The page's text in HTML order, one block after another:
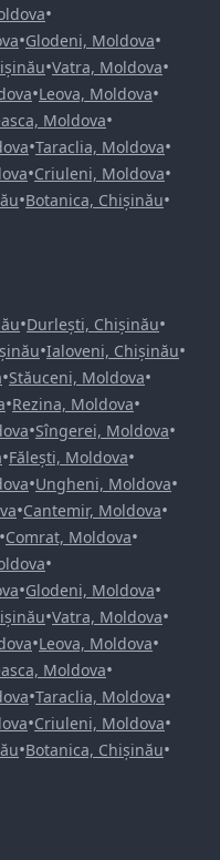
•
•Glodeni, Moldova•
•Vatra, Moldova•
•Leova, Moldova•
Moldova•
•Taraclia, Moldova•
•Criuleni, Moldova•
•Botanica, Chișinău•
•Durlești, Chișinău•
•Ialoveni, Chișinău•
•Stăuceni, Moldova•
•Rezina, Moldova•
•Sîngerei, Moldova•
•Fălești, Moldova•
•Ungheni, Moldova•
•Cantemir, Moldova•
•Comrat, Moldova•
•
•Glodeni, Moldova•
•Vatra, Moldova•
•Leova, Moldova•
Moldova•
•Taraclia, Moldova•
•Criuleni, Moldova•
•Botanica, Chișinău•